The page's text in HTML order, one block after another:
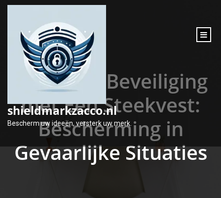
inhoud
shieldmarkzacco.nl
Bescherm uw ideeën, versterk uw merk.
Optimale Beveiliging
met Een Steekvest:
Bescherming in
Gevaarlijke Situaties